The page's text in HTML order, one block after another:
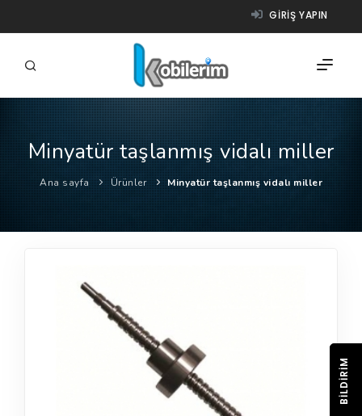
GIRIŞ YAPIN
FIRMALAR
ÜRÜNLER
NASIL ÇALIŞIR?
Minyatür taşlanmış vidalı miller
Ana sayfa Ürünler Minyatür taşlanmış vidalı miller
BILDIRIM